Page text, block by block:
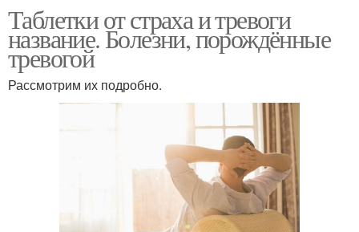
Таблетки от страха и тревоги
название. Болезни, порождённые
тревогой
Рассмотрим их подробно.